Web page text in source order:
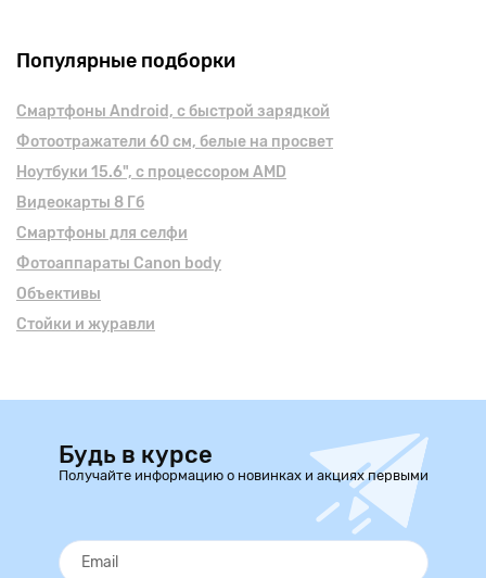
Популярные подборки
Смартфоны Android, с быстрой зарядкой
Фотоотражатели 60 см, белые на просвет
Ноутбуки 15.6", с процессором AMD
Видеокарты 8 Гб
Смартфоны для селфи
Фотоаппараты Canon body
Объективы
Стойки и журавли
Будь в курсе
Получайте информацию о новинках и акциях первыми